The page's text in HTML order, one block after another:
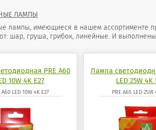
ЛАМПЫ
лампы, имеющиеся в нашем ассортименте
шар, груша, грибок, линейные. И
PRE A60
10W 4K E27
A60 LED 10W 4K E27
Лампа
LED 25W 4K
PRE A65 LED 25W